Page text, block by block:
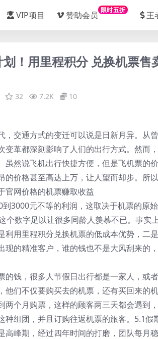
VIP项目 赞助会员 限时五折 王
划！用里程积分 兑换机票
32 7.2K 10
，交通方式的变迁可以说是日新月异。从
变革都深刻影响了人们的出行方式。然而
虽然说飞机出行快捷方便，但是飞机票的
的价格甚至高达上万，让人望而却步。所
官网价格的机票赚取收益
3000元不等的利润，这取决于机票的原
个数字足以让很多同龄人羡慕不已。事实
利用里程积分兑换机票的低成本优势，二
现的精准客户，谁的钱也不是大风刮来的
的钱，很多人节假日出行都是一家人，或
他们不仅要购买去的机票，还有买回来的
两个月购票，这样的顾客两三天都会遇到
种组团，并且订购往返机票的旅客。5.1假
高峰期，经过四年时间的打磨，团队每月